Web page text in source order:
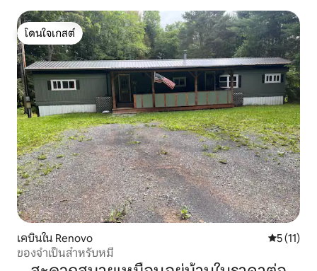
โดนใจเกสต์
โดนใจเกสต์
เคบินใน Renovo คะแนนเฉ
5 (11)
ของจำเป็นสำหรับหมี